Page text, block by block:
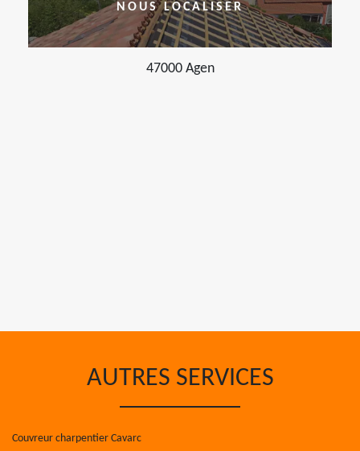
NOUS LOCALISER
47000 Agen
AUTRES SERVICES
Couvreur charpentier Cavarc